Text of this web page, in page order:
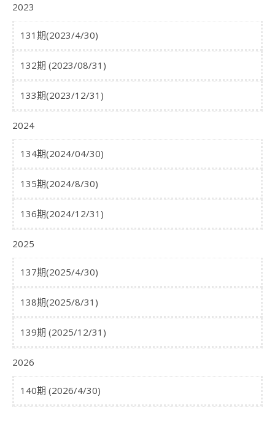
2023
131期(2023/4/30)
132期 (2023/08/31)
133期(2023/12/31)
2024
134期(2024/04/30)
135期(2024/8/30)
136期(2024/12/31)
2025
137期(2025/4/30)
138期(2025/8/31)
139期 (2025/12/31)
2026
140期 (2026/4/30)